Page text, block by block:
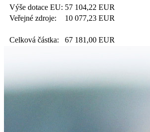
Výše dotace EU: 57 104,22 EUR
Veřejné zdroje:
10 077,23 EUR
Celková částka: 67 181,00 EUR